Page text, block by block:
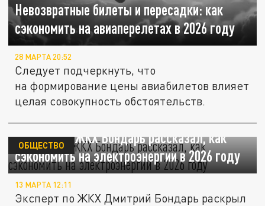
Невозвратные билеты и пересадки: как
сэкономить на авиаперелетах в 2026 году
28 МАРТА 20:52
Следует подчеркнуть, что
на формирование цены авиабилетов влияет
целая совокупность обстоятельств.
Эксперт по ЖКХ Бондарь рассказал, как
сэкономить на электроэнергии в 2026 году
ОБЩЕСТВО
13 МАРТА 12:11
Эксперт по ЖКХ Дмитрий Бондарь раскрыл